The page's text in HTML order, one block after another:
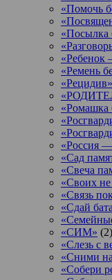
«Помочь
«Посылка
«Ребенок
«Ремень
«Рецидив»
«Ромашка
«Россия —
«Сад
«Свеча
«Своих не
«Связь
«Сдай
«СИМ» (2)
«Слезь с
«Сними
«Собери